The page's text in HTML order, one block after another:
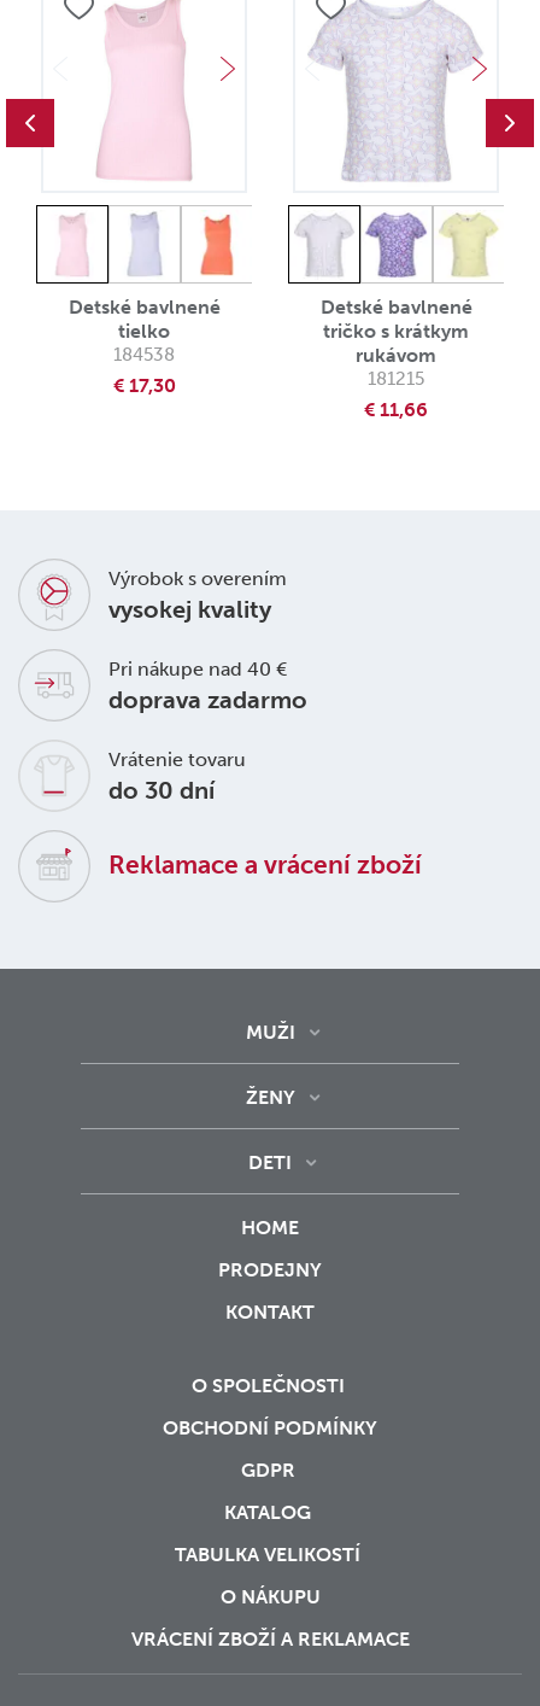
Detské bavlnené
tielko
184538
€ 17,30
Detské bavlnené
tričko s krátkym
rukávom
181215
€ 11,66
Výrobok s overením
vysokej kvality
Pri nákupe nad 40 €
doprava zadarmo
Vrátenie tovaru
do 30 dní
Reklamace a vrácení zboží
MUŽI
ŽENY
DETI
HOME
PRODEJNY
KONTAKT
O SPOLEČNOSTI
OBCHODNÍ PODMÍNKY
GDPR
KATALOG
TABULKA VELIKOSTÍ
O NÁKUPU
VRÁCENÍ ZBOŽÍ A REKLAMACE